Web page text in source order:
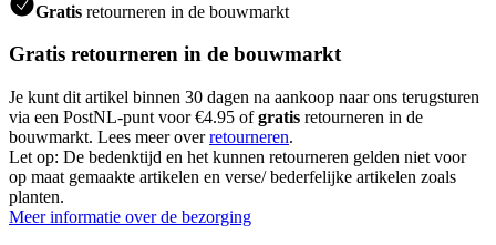
Gratis retourneren in de bouwmarkt
Gratis retourneren in de bouwmarkt
Je kunt dit artikel binnen 30 dagen na aankoop naar ons terugsturen
via een PostNL-punt voor €4.95 ofgratis retourneren in de
bouwmarkt. Lees meer overretourneren.
Let op: De bedenktijd en het kunnen retourneren gelden niet voor
op maat gemaakte artikelen en verse/ bederfelijke artikelen zoals
planten.
Meer informatie over de bezorging